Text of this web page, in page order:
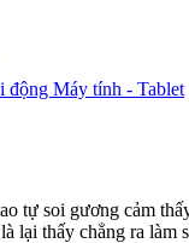
động Máy tính - Tablet
tự soi gương cảm
lại thấy chẳng ra làm